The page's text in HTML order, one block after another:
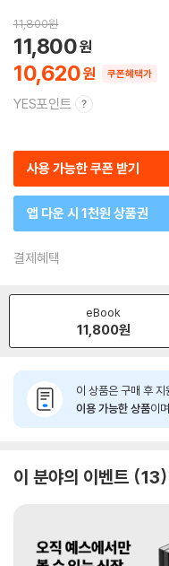
11,800원
10,620
11,800
쿠폰혜택가
YES포인트
사용 가능한 쿠폰 받기
앱 다운 시 1천원 상품권
결제혜택
eBook
11,800원
이 상품은 구매 후 지
이용 가능한 상품이
이 분야의 이벤트 13